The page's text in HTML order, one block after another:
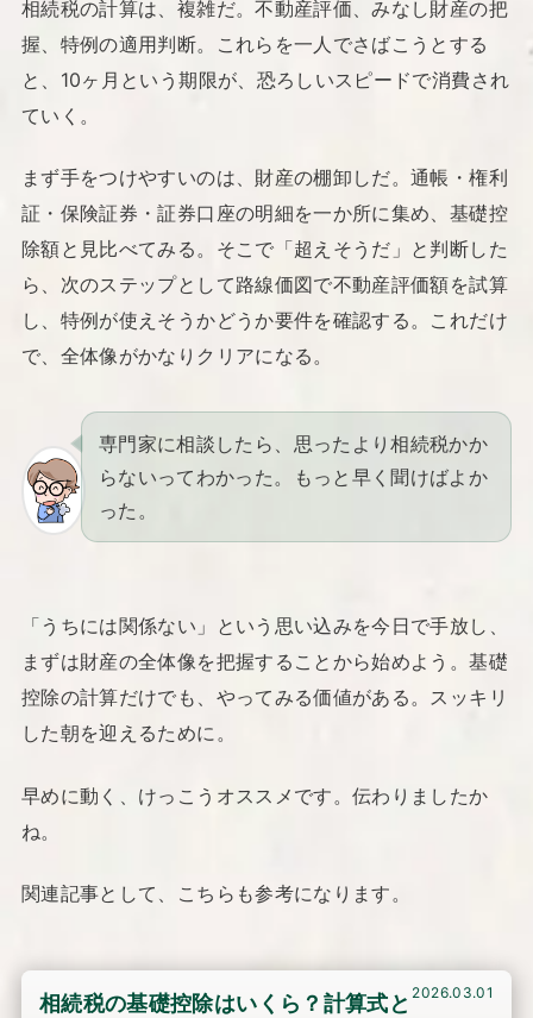
相続税の計算は、複雑だ。不動産評価、みなし財産の把
握、特例の適用判断。これらを一人でさばこうとする
と、10ヶ月という期限が、恐ろしいスピードで消費され
ていく。
まず手をつけやすいのは、財産の棚卸しだ。通帳・権利
証・保険証券・証券口座の明細を一か所に集め、基礎控
除額と見比べてみる。そこで「超えそうだ」と判断した
ら、次のステップとして路線価図で不動産評価額を試算
し、特例が使えそうかどうか要件を確認する。これだけ
で、全体像がかなりクリアになる。
専門家に相談したら、思ったより相続税かか
らないってわかった。もっと早く聞けばよか
った。
「うちには関係ない」という思い込みを今日で手放し、
まずは財産の全体像を把握することから始めよう。基礎
控除の計算だけでも、やってみる価値がある。スッキリ
した朝を迎えるために。
早めに動く、けっこうオススメです。伝わりましたか
ね。
関連記事として、こちらも参考になります。
相続税の基礎控除はいくら？計算式と 2026.03.01